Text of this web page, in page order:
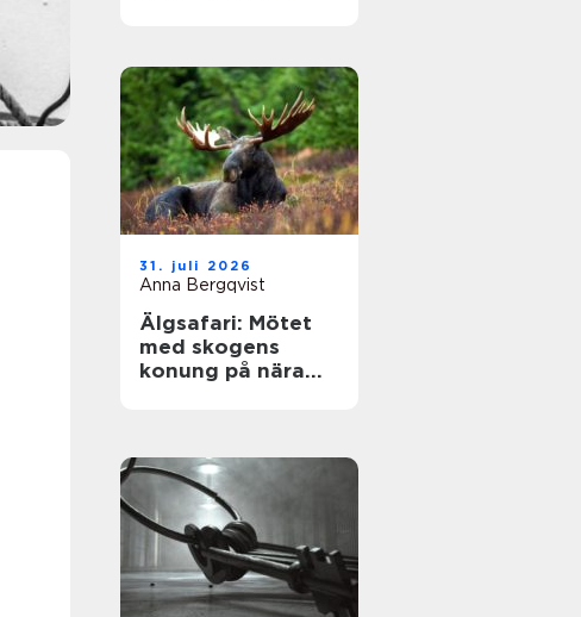
31. juli 2026
Anna Bergqvist
Älgsafari: Mötet
med skogens
konung på nära